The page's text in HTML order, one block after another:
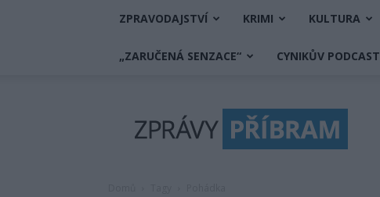
ZPRAVODAJSTVÍ KRIMI KULTURA
„ZARUČENÁ SENZACE“ CYNIKŮV PODCAST
Příbram